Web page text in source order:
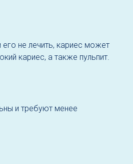
не лечить, кариес может
кариес, а также пульпит.
и требуют менее